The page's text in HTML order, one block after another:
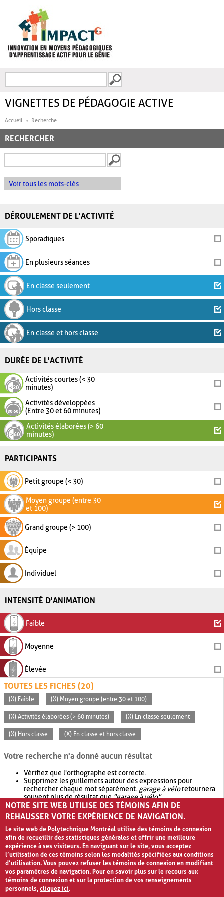
FORMULAIRE DE
VIGNETTES DE PÉDAGOGIE ACTIVE
Accueil Recherche
RECHERCHER
Voir tous les mots-clés
DÉROULEMENT DE L'ACTIVITÉ
Sporadiques
En plusieurs séances
En classe seulement
Hors classe
En classe et hors classe
DURÉE DE L'ACTIVITÉ
Activités courtes (< 30
minutes)
Activités développées
(Entre 30 et 60 minutes)
Activités élaborées (> 60
minutes)
PARTICIPANTS
Petit groupe (< 30)
Moyen groupe (entre 30
et 100)
Grand groupe (> 100)
Équipe
Individuel
INTENSITÉ D'ANIMATION
Faible
Moyenne
Élevée
TOUTES LES FICHES (20)
(X) Faible (X) Moyen groupe (entre 30 et 100)
(X) Activités élaborées (> 60 minutes) (X) En classe seulement
(X) Hors classe (X) En classe et hors classe
Votre recherche n'a donné aucun résultat
Vérifiez que l'orthographe est correcte.
Supprimez les guillemets autour des expressions pour
rechercher chaque mot séparément. garage à véloretournera
souvent plus de résultat que"garage à vélo".
Envisagez d'élargir votre recherche avec OR.garage OR vélo
retournera souvent plus de résultat quegarage à vélo
NOTRE SITE WEB UTILISE DES TÉMOINS AFIN DE
REHAUSSER VOTRE EXPÉRIENCE DE NAVIGATION.
Le site web de Polytechnique Montréal utilise des témoins de connexion
afin de recueillir des statistiques générales et offrir une meilleure
expérience à ses visiteurs. En naviguant sur le site, vous acceptez
l’utilisation de ces témoins selon les modalités spécifiées aux conditions
d’utilisation. Vous pouvez refuser les témoins de connexion en modifiant
vos paramètres de navigation. Pour en savoir plus sur le recours aux
témoins de connexion et sur la protection de vos renseignements
personnels,cliquez ici.